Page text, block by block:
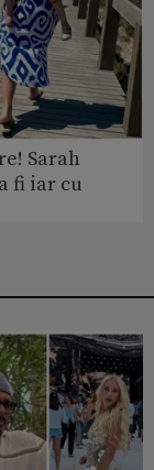
Sarah
fi iar cu